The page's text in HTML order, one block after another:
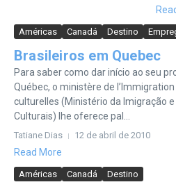
Américas Canadá Destino
Brasileiros em Quebec
Para saber como dar início ao seu
Québec, o ministère de
culturelles (Ministério da Imigração
Culturais) lhe oferece pal...
Tatiane Dias 12 de abril de 2010
Read More
Américas Canadá Destino